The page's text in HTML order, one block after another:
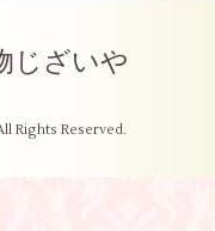
じざいや
Rights Reserved.